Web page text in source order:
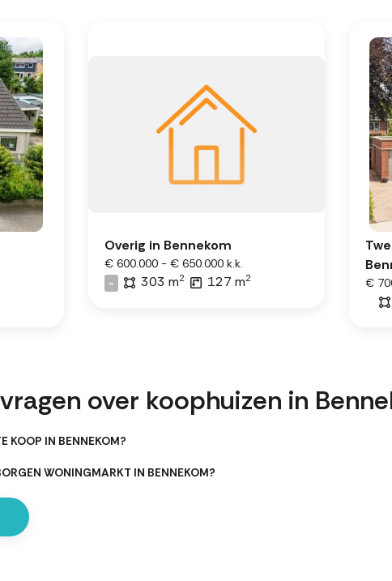
Overig in Bennekom
€ 600.000 - € 650.000 k.k.
-
303 m2 127 m2 €
over koophuizen in
KOOP IN BENNEKOM?
WONINGMARKT IN BENNEKOM?